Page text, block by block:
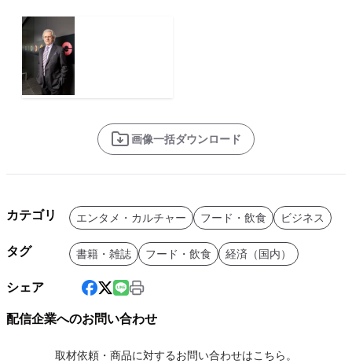
画像一括ダウンロード
カテゴリ エンタメ・カルチャー フード・飲食 ビジネス
タグ 書籍・雑誌 フード・飲食 経済（国内）
シェア
配信企業へのお問い合わせ
取材依頼・商品に対するお問い合わせはこちら。